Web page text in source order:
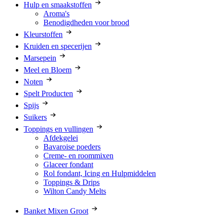
Hulp en smaakstoffen
Aroma's
Benodigdheden voor brood
Kleurstoffen
Kruiden en specerijen
Marsepein
Meel en Bloem
Noten
Spelt Producten
Spijs
Suikers
Toppings en vullingen
Afdekgelei
Bavaroise poeders
Creme- en roommixen
Glaceer fondant
Rol fondant, Icing en Hulpmiddelen
Toppings & Drips
Wilton Candy Melts
Banket Mixen Groot